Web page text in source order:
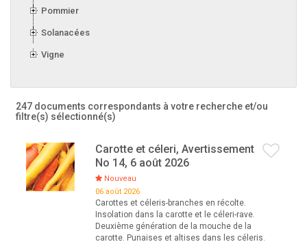
Pommier
Solanacées
Vigne
247 documents correspondants à votre recherche et/ou
filtre(s) sélectionné(s)
Carotte et céleri, Avertissement
No 14, 6 août 2026
Nouveau
06 août 2026
Carottes et céleris-branches en récolte.
Insolation dans la carotte et le céleri-rave.
Deuxième génération de la mouche de la
carotte. Punaises et altises dans les céleris.